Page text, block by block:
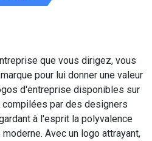
que vous dirigez, vous
pour lui donner une valeur
d'entreprise disponibles sur
par des designers
à l'esprit la polyvalence
Avec un logo attrayant,